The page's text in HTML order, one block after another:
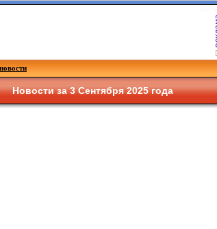
новости
Новости за 3 Сентября 2025 года